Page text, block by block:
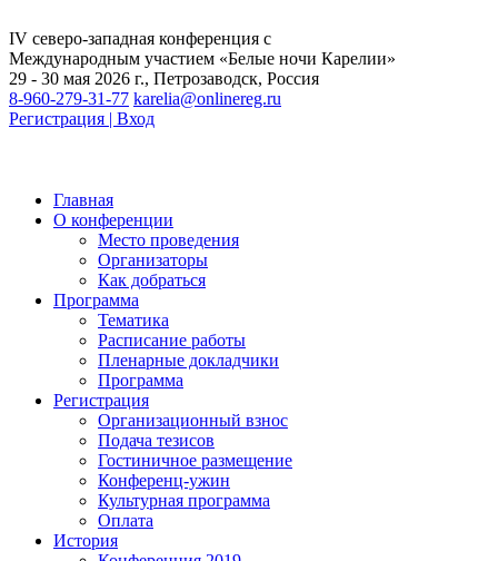
IV северо-западная конференция с
Международным участием «Белые ночи Карелии»
29 - 30 мая 2026 г., Петрозаводск, Россия
8-960-279-31-77 karelia@onlinereg.ru
Регистрация | Вход
Главная
О конференции
Место проведения
Организаторы
Как добраться
Программа
Тематика
Расписание работы
Пленарные докладчики
Программа
Регистрация
Организационный взнос
Подача тезисов
Гостиничное размещение
Конференц-ужин
Культурная программа
Оплата
История